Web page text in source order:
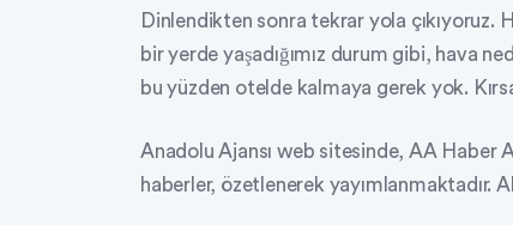
Dinlendikten sonra tekrar yola çıkıyoruz.
bir yerde yaşadığımız durum gibi, hava
bu yüzden otelde kalmaya gerek yok.
Anadolu Ajansı web sitesinde, AA Haber
haberler, özetlenerek yayımlanmaktadır.